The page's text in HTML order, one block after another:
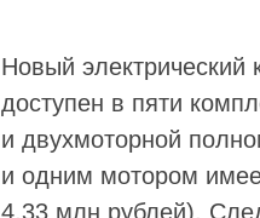
Новый электрический
доступен в пяти
и двухмоторной
и одним мотором
4,33 млн рублей).